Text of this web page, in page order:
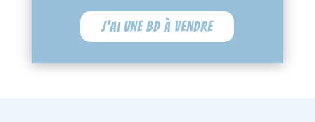
J'ai une BD à vendre